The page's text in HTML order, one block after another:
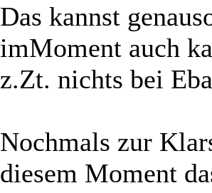
Das kannst
imMoment auch
z.Zt. nichts bei
Nochmals zur
diesem Moment